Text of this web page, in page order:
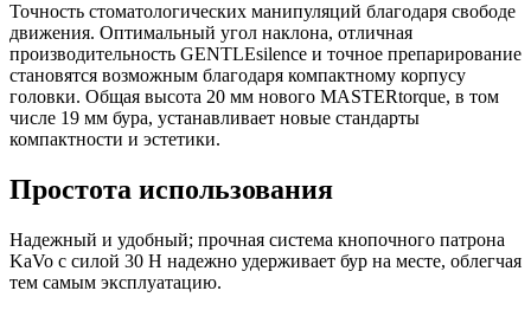
Точность стоматологических манипуляций благодаря свободе
движения. Оптимальный угол наклона, отличная
производительность GENTLEsilence и точное препарирование
становятся возможным благодаря компактному корпусу
головки. Общая высота 20 мм нового MASTERtorque, в том
числе 19 мм бура, устанавливает новые стандарты
компактности и эстетики.
Простота использования
Надежный и удобный; прочная система кнопочного патрона
KaVo с силой 30 Н надежно удерживает бур на месте, облегчая
тем самым эксплуатацию.